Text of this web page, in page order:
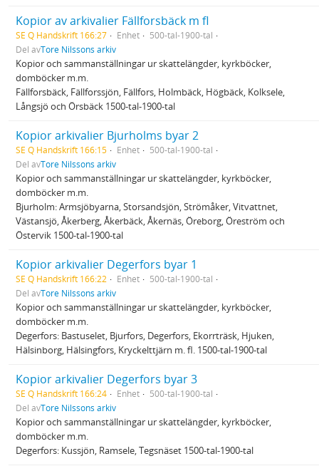
Kopior av arkivalier Fällforsbäck m fl
SE Q Handskrift 166:27 Enhet
500-tal-1900-tal
Del avTore Nilssons arkiv
Kopior och sammanställningar ur skattelängder, kyrkböcker,
domböcker m.m.
Fällforsbäck, Fällforssjön, Fällfors, Holmbäck, Högbäck, Kolksele,
Långsjö och Örsbäck 1500-tal-1900-tal
Kopior arkivalier Bjurholms byar 2
SE Q Handskrift 166:15 Enhet
500-tal-1900-tal
Del avTore Nilssons arkiv
Kopior och sammanställningar ur skattelängder, kyrkböcker,
domböcker m.m.
Bjurholm: Armsjöbyarna, Storsandsjön, Strömåker, Vitvattnet,
Västansjö, Åkerberg, Åkerbäck, Åkernäs, Öreborg, Öreström och
Östervik 1500-tal-1900-tal
Kopior arkivalier Degerfors byar 1
SE Q Handskrift 166:22 Enhet
500-tal-1900-tal
Del avTore Nilssons arkiv
Kopior och sammanställningar ur skattelängder, kyrkböcker,
domböcker m.m.
Degerfors: Bastuselet, Bjurfors, Degerfors, Ekorrträsk, Hjuken,
Hälsinborg, Hälsingfors, Kryckelttjärn m. fl. 1500-tal-1900-tal
Kopior arkivalier Degerfors byar 3
SE Q Handskrift 166:24 Enhet
500-tal-1900-tal
Del avTore Nilssons arkiv
Kopior och sammanställningar ur skattelängder, kyrkböcker,
domböcker m.m.
Degerfors: Kussjön, Ramsele, Tegsnäset 1500-tal-1900-tal